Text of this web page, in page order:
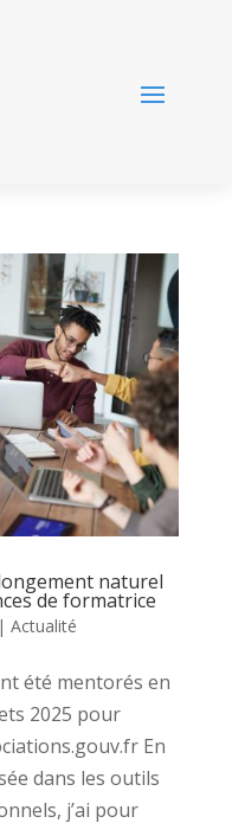
naturel
de formatrice
| Actualité
été mentorés en
2025 pour
En
dans les outils
j’ai pour